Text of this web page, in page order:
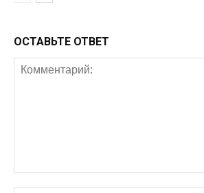
ОСТАВЬТЕ ОТВЕТ